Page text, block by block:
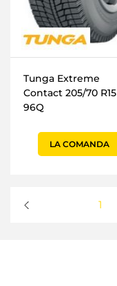
Tunga Extreme
Contact 205/70 R15
96Q
LA COMANDA
1